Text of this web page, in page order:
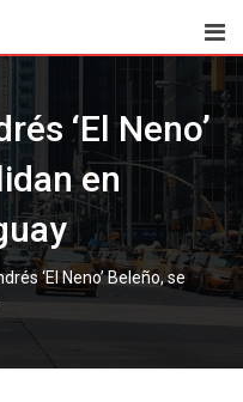
‘El Neno’
en
‘El Neno’ Beleño, se